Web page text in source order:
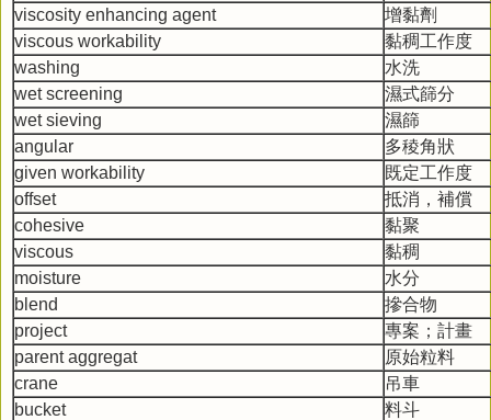
viscosity enhancing agent
增黏劑
viscous workability
黏稠工作度
washing
水洗
wet screening
濕式篩分
wet sieving
濕篩
angular
多稜角狀
given workability
既定工作度
offset
抵消，補償
cohesive
黏聚
viscous
黏稠
moisture
水分
blend
摻合物
project
專案；計畫
parent aggregat
原始粒料
crane
吊車
bucket
料斗